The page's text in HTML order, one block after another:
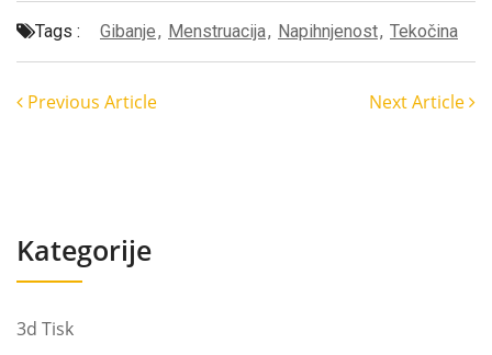
Tags : Gibanje, Menstruacija, Napihnjenost, Tekočina
Previous Article Next Article
Kategorije
3d Tisk